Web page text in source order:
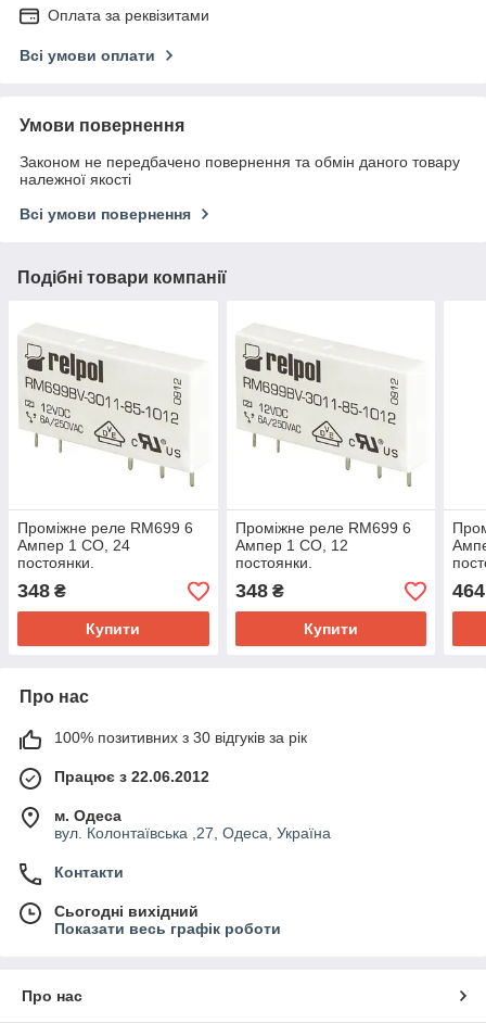
Оплата за реквізитами
Всі умови оплати
Умови повернення
Законом не передбачено повернення та обмін даного товару
належної якості
Всі умови повернення
Подібні товари компанії
Проміжне реле RM699 6
Ампер 1 CO, 24
постоянки.
348 ₴
Купити
Проміжне реле RM699 6
Ампер 1 CO, 12
постоянки.
348₴
Купити
464
Про нас
100% позитивних з 30 відгуків за рік
Працює з 22.06.2012
м. Одеса
вул. Колонтаївська ,27, Одеса, Україна
Контакти
Сьогодні вихідний
Показати весь графік роботи
Про нас